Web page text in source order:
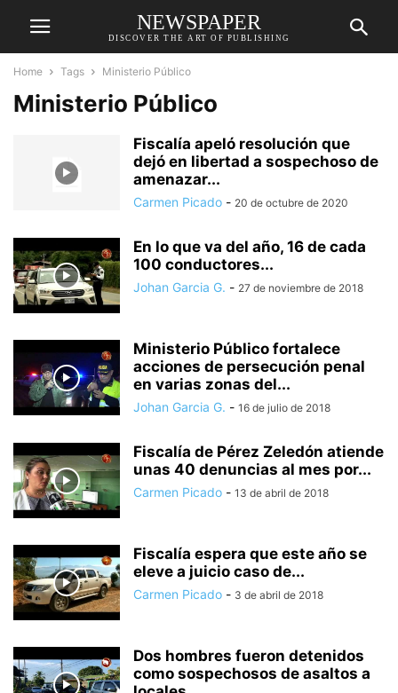
NEWSPAPER
DISCOVER THE ART OF PUBLISHING
Home Tags Ministerio Público
Ministerio Público
Fiscalía apeló resolución que
dejó en libertad a sospechoso de
amenazar...
Carmen Picado - 20 de octubre de 2020
En lo que va del año, 16 de cada
100 conductores...
Johan Garcia G. - 27 de noviembre de 2018
Ministerio Público fortalece
acciones de persecución penal
en varias zonas del...
Johan Garcia G. - 16 de julio de 2018
Fiscalía de Pérez Zeledón atiende
unas 40 denuncias al mes por...
Carmen Picado - 13 de abril de 2018
Fiscalía espera que este año se
eleve a juicio caso de...
Carmen Picado - 3 de abril de 2018
Dos hombres fueron detenidos
como sospechosos de asaltos a